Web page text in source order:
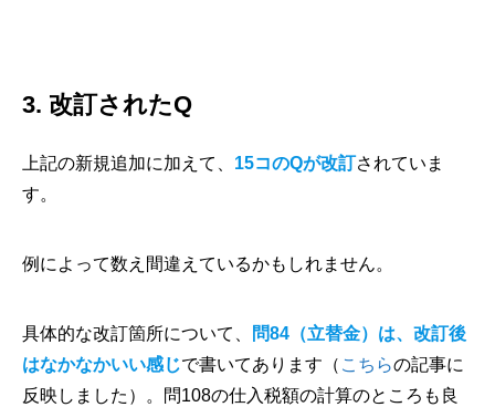
3. 改訂されたQ
上記の新規追加に加えて、 15コのQが改訂されていま
す。
例によって数え間違えているかもしれません。
具体的な改訂箇所について、
問84（立替金）は、改訂後
はなかなかいい感じで書いてあります（ こちらの記事に
反映しました）。問108の仕入税額の計算のところも良